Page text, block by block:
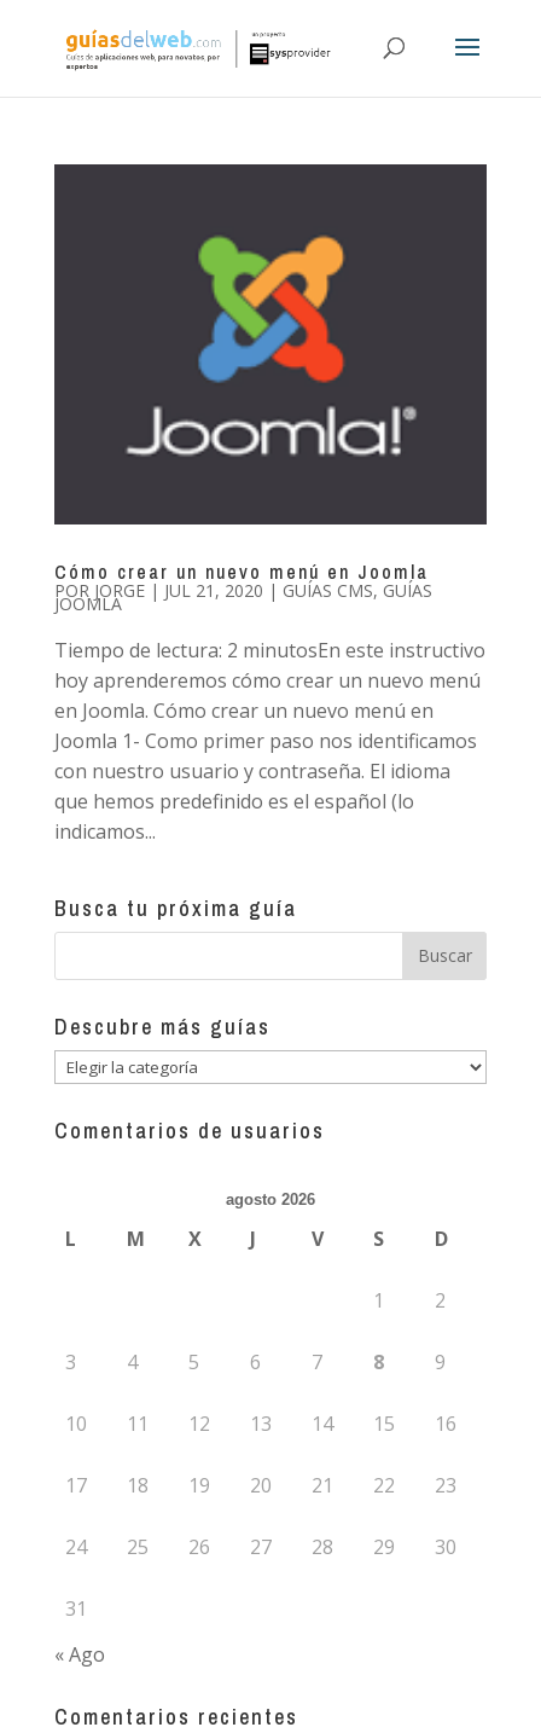
Cómo crear un nuevo menú en Joomla
POR JORGE| JUL 21, 2020 | GUÍAS CMS, GUÍAS
JOOMLA
Tiempo de lectura: 2 minutosEn este instructivo
hoy aprenderemos cómo crear un nuevo menú
en Joomla. Cómo crear un nuevo menú en
Joomla 1- Como primer paso nos identificamos
con nuestro usuario y contraseña. El idioma
que hemos predefinido es el español (lo
indicamos...
Busca tu próxima guía
Descubre más guías
Descubre
más
guías
Comentarios de usuarios
agosto 2026
L M X J V S D
1 2
3 4 5 6 7 8 9
10 11 12 13 14 15 16
17 18 19 20 21 22 23
24 25 26 27 28 29 30
31
« Ago
Comentarios recientes